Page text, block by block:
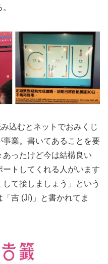
込むとネットでおみくじ
業。書いてあることを要
ったけど今は結構良い
トしてくれる人がいます
て接しましょう」という
吉 (Jí)」と書かれてま